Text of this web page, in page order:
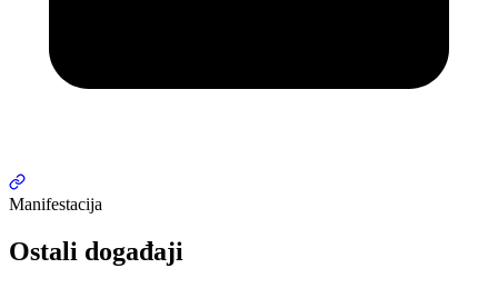
Manifestacija
Ostali događaji